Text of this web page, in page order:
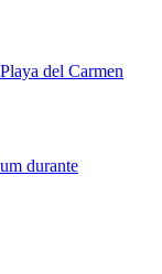
del Carmen
durante